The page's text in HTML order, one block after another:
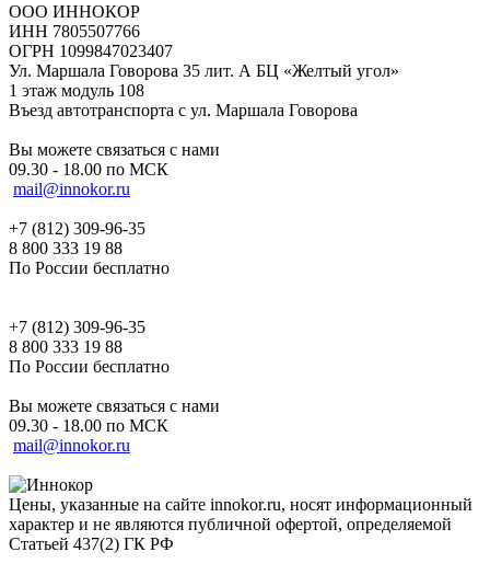
ООО ИННОКОР
ИНН 7805507766
ОГРН 1099847023407
Ул. Маршала Говорова 35 лит. А БЦ «Желтый угол»
1 этаж модуль 108
Въезд автотранспорта с ул. Маршала Говорова
Вы можете связаться с нами
09.30 - 18.00 по МСК
mail@innokor.ru
+7 (812) 309-96-35
8 800 333 19 88
По России бесплатно
+7 (812) 309-96-35
8 800 333 19 88
По России бесплатно
Вы можете связаться с нами
09.30 - 18.00 по МСК
mail@innokor.ru
Цены, указанные на сайте innokor.ru, носят информационный
характер и не являются публичной офертой, определяемой
Статьей 437(2) ГК РФ